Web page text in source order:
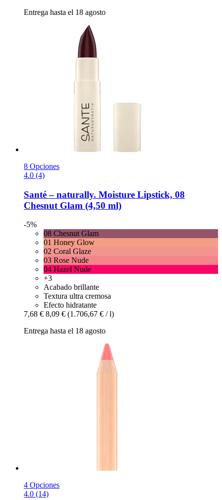
Entrega hasta el 18 agosto
8 Opciones
4.0 (4)
Santé – naturally. Moisture Lipstick, 08
Chesnut Glam (4,50 ml)
-5%
08 Chesnut Glam
01 Honey Glow
02 Coral Glaze
03 Rose Nude
04 Hazel Nude
+3
Acabado brillante
Textura ultra cremosa
Efecto hidratante
7,68 € 8,09 € (1.706,67 € / l)
Entrega hasta el 18 agosto
4 Opciones
4.0 (14)